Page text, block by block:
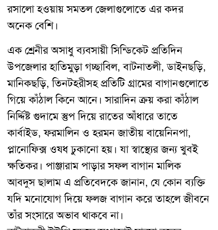
রসালো হওয়ায় সমতল জেলাগুলোতে এর কদর
অনেক বেশি।
এক শ্রেনীর অসাধু ব্যবসায়ী সিন্ডিকেট প্রতিদিন
উপজেলার হাতিমুড়া গচ্ছাবিল, বাটনাতলী, ডাইনছড়ি,
মানিকছড়ি, তিনটহরীসহ প্রতিটি গ্রামের বাগানগুলোতে
গিয়ে কাঁঠাল কিনে আনে। সারাদিন ক্রয় করা কাঁঠাল
নির্দ্দিষ্ট গুদামে স্তুপ দিয়ে রাতের আঁধারে তাতে
কার্বাইড, ফরমালিন ও হরমন জাতীয় বায়েনিনপা,
প্লানোফিক্স ওষধ ঢুকানো হয়। যা স্বাস্থ্যের জন্য খুবই
ক্ষতিকর। পাঞ্জারাম পাড়ার সফল বাগান মালিক
আবদুস ছালাম এ প্রতিবেদকে জানান, যে কোন ব্যক্তি
যদি মনোযোগ দিয়ে ফলজ বাগান করে তাহলে জীবনে
তাঁর সংসারে অভাব থাকবে না।